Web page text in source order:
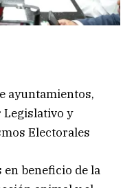
ayuntamientos,
Legislativo y
Electorales
beneficio de la